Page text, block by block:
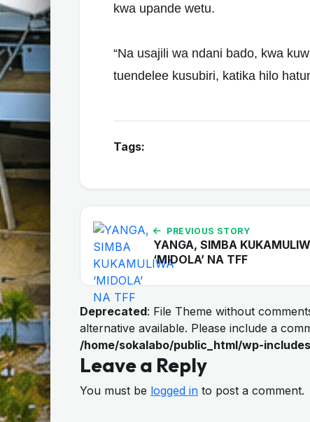
kwa upande wetu.
“Na usajili wa ndani bado, kwa
tuendelee kusubiri, katika hilo
Tags:
PREVIOUS STORY
YANGA, SIMBA
‘MIDOLA’ NA TFF
Deprecated: File Theme without
alternative available. Please include a
/home/sokalabo/public_html/wp-
Leave a Reply
You must be logged in to post a comment.